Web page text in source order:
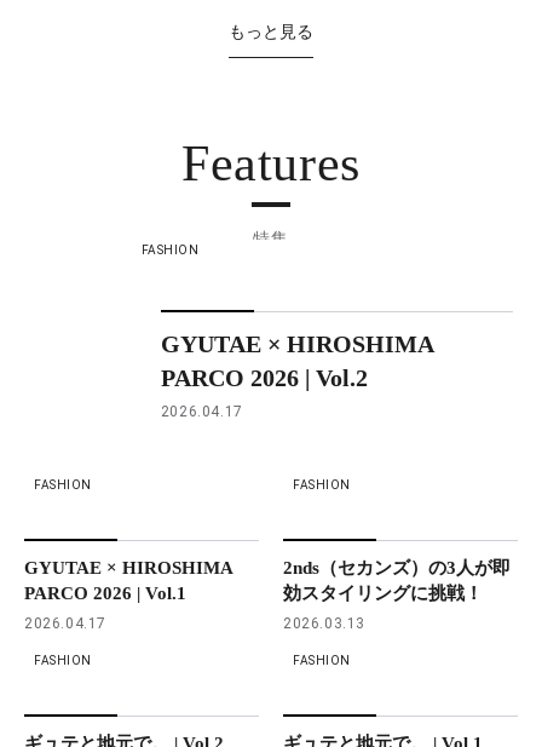
もっと見る
Features
特集
FASHION
GYUTAE × HIROSHIMA
PARCO 2026 | Vol.2
2026.04.17
FASHION
GYUTAE × HIROSHIMA
PARCO 2026 | Vol.1
2026.04.17
FASHION
2nds（セカンズ）の3人が即
効スタイリングに挑戦！
2026.03.13
FASHION FASHION